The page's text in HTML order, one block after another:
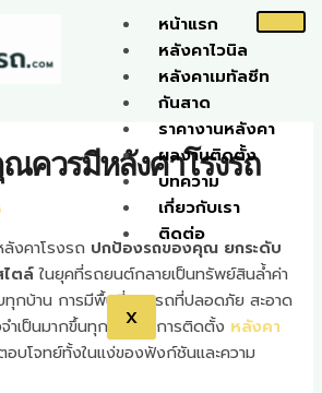
หน้าแรก
หลังคาไวนิล
หลังคาเมทัลชีท
กันสาด
ราคางานหลังคา
ผลงานติดตั้ง
บทความ
เกี่ยวกับเรา
ติดต่อ
X
ควรมีหลังคาโรงรถ
งคาโรงรถ ปกป้องรถของคุณ ยกระดับ
ตล์ในยุคที่รถยนต์กลายเป็นทรัพย์สินล้ำค่า
ทุกบ้าน การมีพื้นที่จอดรถที่ปลอดภัย สะอาด
ำเป็นมากขึ้นทุกวัน และการติดตั้ง หลังคา
อบโจทย์ทั้งในแง่ของฟังก์ชันและความ